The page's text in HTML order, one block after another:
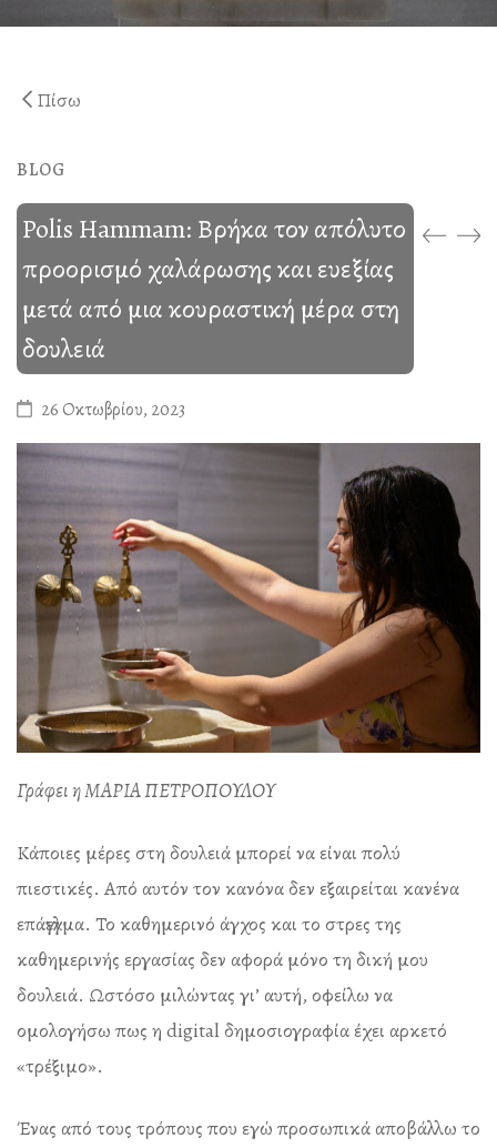
Ηράκλειο Λουτρό
Special
Λουτρό Απολέπισης
Λουτρό Σαπουνιού
VIP Χαμάμ – Λουτρό
Άναξ Μάλαξη
Πίσω
BLOG
Polis Hammam: Βρήκα τον απόλυτο
προορισμό χαλάρωσης και ευεξίας
μετά από μια κουραστική μέρα στη
δουλειά
26 Οκτωβρίου, 2023
Γράφει η ΜΑΡΙΑ ΠΕΤΡΟΠΟΥΛΟΥ
Κάποιες μέρες στη δουλειά μπορεί να είναι πολύ
πιεστικές. Από αυτόν τον κανόνα δεν εξαιρείται κανένα
επάγγελμα. Το καθημερινό άγχος και το στρες της
καθημερινής εργασίας δεν αφορά μόνο τη δική μου
δουλειά. Ωστόσο μιλώντας γι’ αυτή, οφείλω να
ομολογήσω πως η digital δημοσιογραφία έχει αρκετό
«τρέξιμο».
Ένας από τους τρόπους που εγώ προσωπικά αποβάλλω το